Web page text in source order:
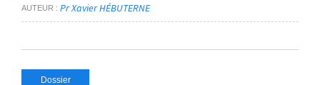
AUTEUR Pr Xavier HÉBUTERNE
Dossier